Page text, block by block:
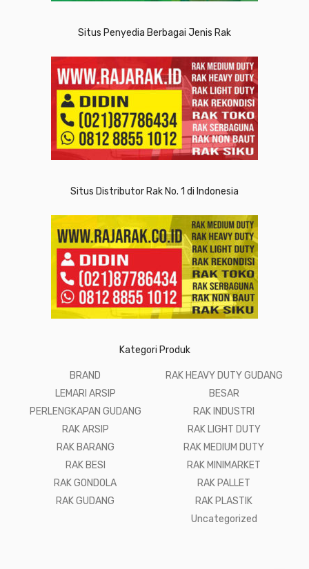
Situs Penyedia Berbagai Jenis Rak
Situs Distributor Rak No. 1 di Indonesia
Kategori Produk
BRAND
LEMARI ARSIP
PERLENGKAPAN GUDANG
RAK ARSIP
RAK BARANG
RAK BESI
RAK GONDOLA
RAK GUDANG
RAK HEAVY DUTY GUDANG
BESAR
RAK INDUSTRI
RAK LIGHT DUTY
RAK MEDIUM DUTY
RAK MINIMARKET
RAK PALLET
RAK PLASTIK
Uncategorized